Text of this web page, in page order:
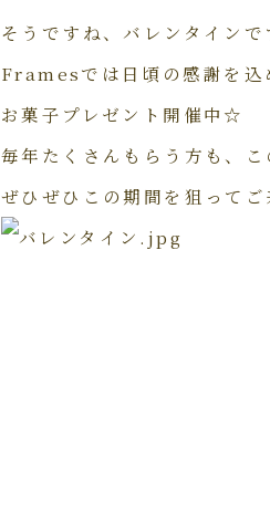
そうですね、バレンタイン
Framesでは日頃の感謝を込
お菓子プレゼント開催中☆
毎年たくさんもらう方も、
ぜひぜひこの期間を狙って